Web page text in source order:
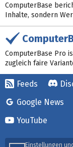
ComputerBase
Inhalte, sondern
ComputerBase Pro
zugleich faire
Feeds
Google News
YouTube
Einstellungen und